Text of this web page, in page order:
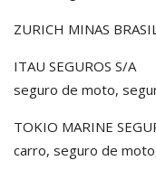
ZURICH MINAS
ITAU
seguro de moto,
TOKIO MARINE
carro, seguro de